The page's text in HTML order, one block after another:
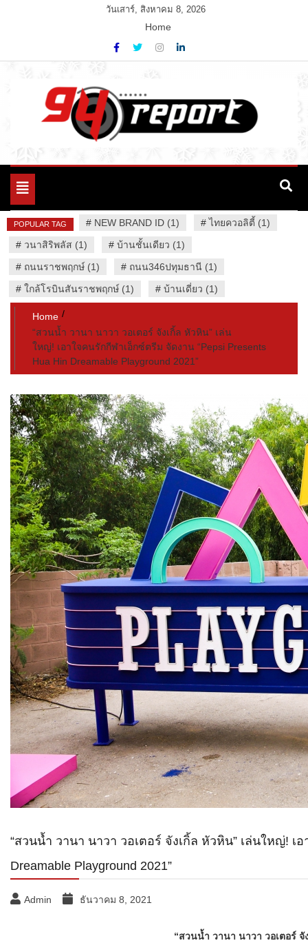
วันเสาร์, สิงหาคม 8, 2026
Home
94 Report.com
Variety News
Toggle
POPULAR TAG # NEW BRAND ID (1) #ไทยควอลิตี้ (1)
# วนาสิริพลัส (1) # บ้านชั้นเดียว (1)
# ถนนราชพฤกษ์ (1) # ถนน346ปทุมธานี (1)
# ใกล้โรบินสันราชพฤกษ์ (1) # บ้านเดี่ยว (1)
Home
“สวนน้ำ วานา นาวา วอเตอร์ จังเกิ้ล หัวหิน” เล่น
ใหญ่! เอาใจคนรักกีฬาเอ็กซ์ตรีม จัดงาน “Pepsi Presents
Hua Hin Dreamable Playground 2021”
“สวนน้ำ วานา นาวา วอเตอร์ จังเกิ้ล หัวหิน” เล่นใหญ่! เ
Dreamable Playground 2021”
Admin ธันวาคม 8, 2021
“สวนน้ำ วานา นาวา วอเตอร์ จั